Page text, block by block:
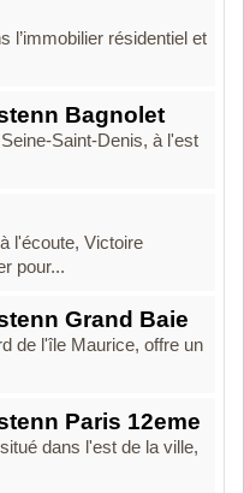
l’immobilier résidentiel et
Bagnolet
Saint-Denis, à l'est
l'écoute, Victoire
pour...
Grand Baie
de l'île Maurice, offre un
Paris 12eme
dans l'est de la ville,